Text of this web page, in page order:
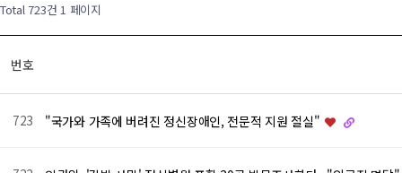
Total 723건 1 페이지
번호
723 "국가와 가족에 버려진 정신장애인, 전문적 지원 절실"